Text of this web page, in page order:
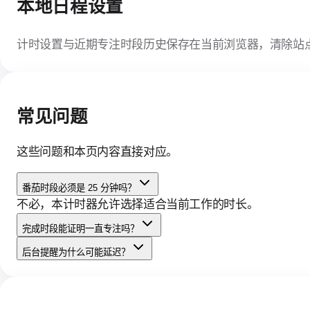
本地日程设置
计时设置与近期专注时段历史保存在当前浏览器，清除站
常见问题
这些问题和本页内容直接对应。
番茄时段必须是 25 分钟吗？
不必，本计时器允许选择适合当前工作的时长。
完成时段能证明一直专注吗？
后台提醒为什么可能延迟？